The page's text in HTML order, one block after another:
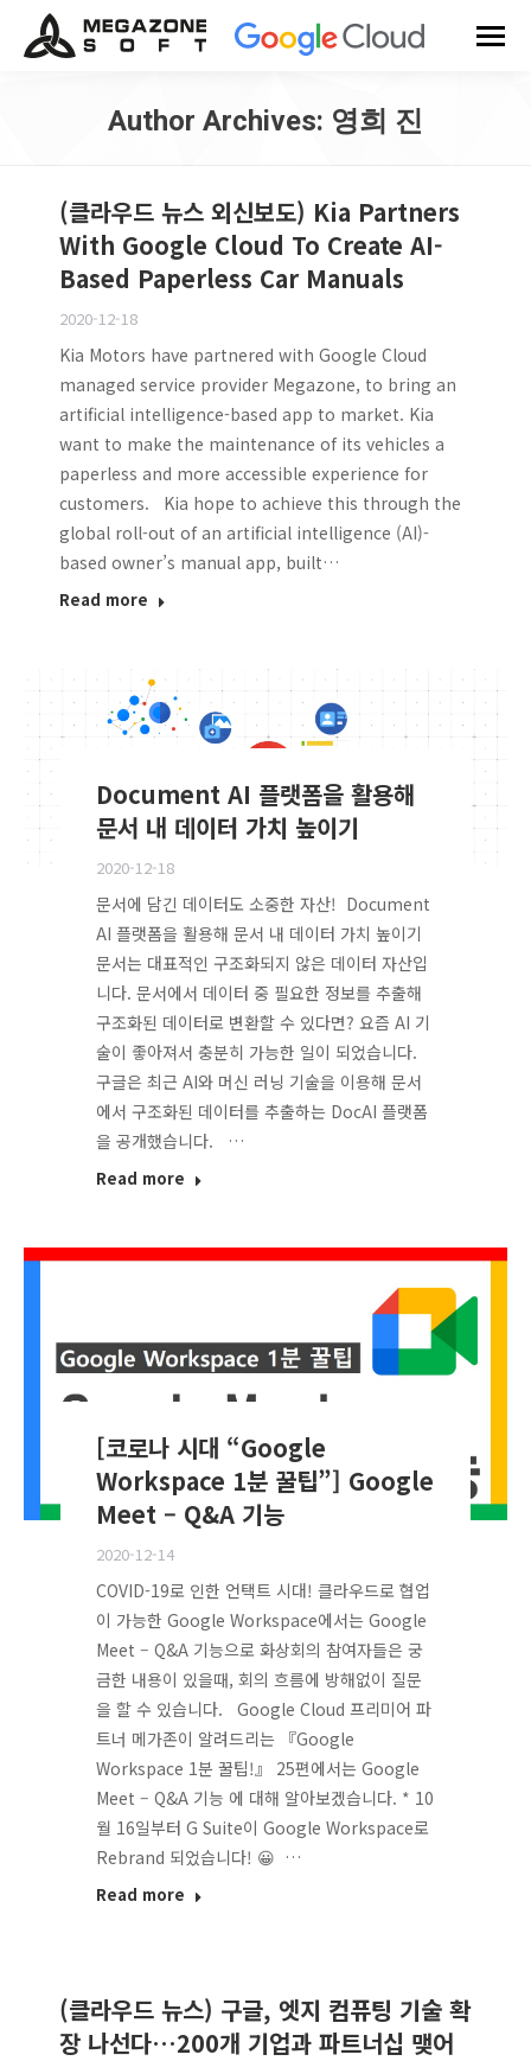
Author Archives: 영희 진
(클라우드 뉴스 외신보도) Kia Partners
With Google Cloud To Create AI-
Based Paperless Car Manuals
2020-12-18
Kia Motors have partnered with Google Cloud
managed service provider Megazone, to bring an
artificial intelligence-based app to market. Kia
want to make the maintenance of its vehicles a
paperless and more accessible experience for
customers. Kia hope to achieve this through the
global roll-out of an artificial intelligence (AI)-
based owner’s manual app, built…
Read more
Document AI 플랫폼을 활용해
문서 내 데이터 가치 높이기
2020-12-18
문서에 담긴 데이터도 소중한 자산! Document
AI 플랫폼을 활용해 문서 내 데이터 가치 높이기
문서는 대표적인 구조화되지 않은 데이터 자산입
니다. 문서에서 데이터 중 필요한 정보를 추출해
구조화된 데이터로 변환할 수 있다면? 요즘 AI 기
술이 좋아져서 충분히 가능한 일이 되었습니다.
구글은 최근 AI와 머신 러닝 기술을 이용해 문서
에서 구조화된 데이터를 추출하는 DocAI 플랫폼
을 공개했습니다. …
Read more
[코로나 시대 “Google
Workspace 1분 꿀팁”] Google
Meet – Q&A 기능
2020-12-14
COVID-19로 인한 언택트 시대! 클라우드로 협업
이 가능한 Google Workspace에서는 Google
Meet – Q&A 기능으로 화상회의 참여자들은 궁
금한 내용이 있을때, 회의 흐름에 방해없이 질문
을 할 수 있습니다. Google Cloud 프리미어 파
트너 메가존이 알려드리는 『Google
Workspace 1분 꿀팁!』 25편에서는 Google
Meet – Q&A 기능 에 대해 알아보겠습니다. * 10
월 16일부터 G Suite이 Google Workspace로
Rebrand 되었습니다! 😀 …
Read more
(클라우드 뉴스) 구글, 엣지 컴퓨팅 기술 확
장 나선다…200개 기업과 파트너십 맺어